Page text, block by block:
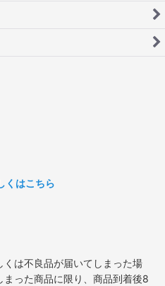
くはこちら
は不良品が届いてしまった場
った商品に限り、商品到着後8